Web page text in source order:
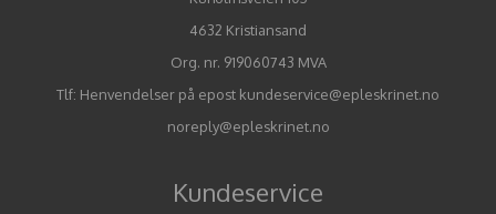
4632 Kristiansand
Org. nr. 919060743 MVA
Tlf: Henvendelser på epost kundeservice@epleskrinet.no
noreply@epleskrinet.no
Kundeservice